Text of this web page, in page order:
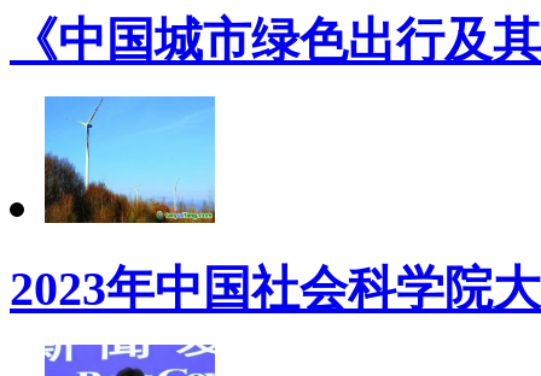
《中国城市绿色出行及
2023年中国社会科学院